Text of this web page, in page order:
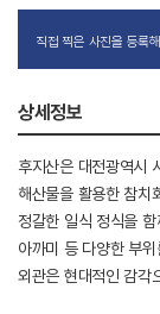
직접 찍은 사진을 등록
상세정보
후지산은 대전광역시
해산물을 활용한 참치
정갈한 일식 정식을
아까미 등 다양한 부
외관은 현대적인 감각
공간으로 구성되어